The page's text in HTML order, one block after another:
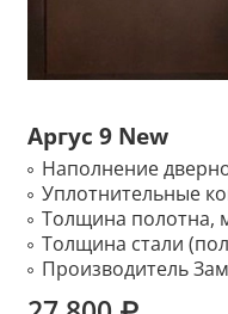
Аргус 9 New
Наполнение
Уплотнительные
Толщина полотна,
Толщина стали
Производитель